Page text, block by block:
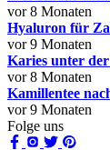
vor 8 Monaten
Hyaluron für
vor 9 Monaten
Karies unter
vor 8 Monaten
Kamillentee
vor 9 Monaten
Folge uns